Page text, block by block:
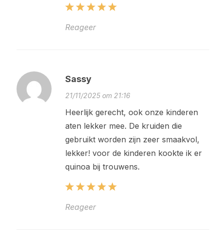
Reageer
Sassy
21/11/2025 om 21:16
Heerlijk gerecht, ook onze kinderen
aten lekker mee. De kruiden die
gebruikt worden zijn zeer smaakvol,
lekker! voor de kinderen kookte ik er
quinoa bij trouwens.
Reageer